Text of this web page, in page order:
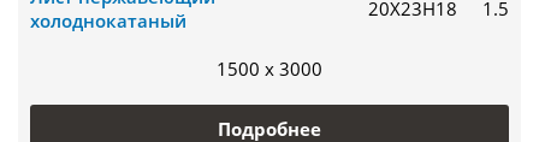
холоднокатаный
20Х23Н18 1.5
1500 x 3000
Подробнее